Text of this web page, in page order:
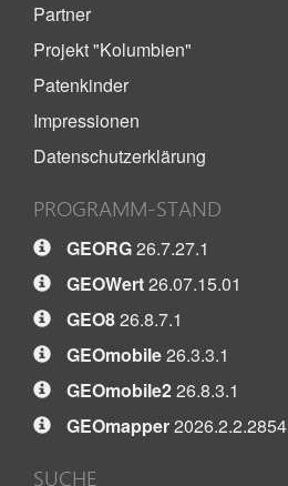
Partner
Projekt "Kolumbien"
Patenkinder
Impressionen
Datenschutzerklärung
PROGRAMM-STAND
GEORG26.7.27.1
GEOWert26.07.15.01
GEO826.8.7.1
GEOmobile26.3.3.1
GEOmobile226.8.3.1
GEOmapper2026.2.2.2854
SUCHE